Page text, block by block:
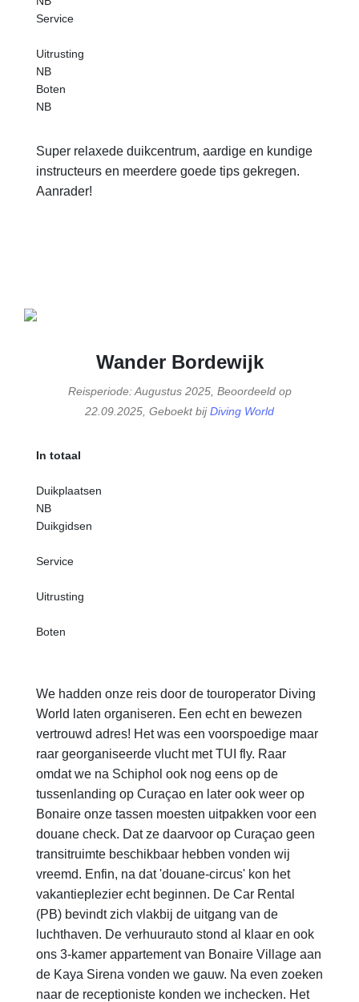
Service
Uitrusting
NB
Boten
NB
Super relaxede duikcentrum, aardige en kundige
instructeurs en meerdere goede tips gekregen.
Aanrader!
Wander Bordewijk
Reisperiode: Augustus 2025, Beoordeeld op
22.09.2025, Geboekt bijDiving World
In totaal
Duikplaatsen
NB
Duikgidsen
Service
Uitrusting
Boten
We hadden onze reis door de touroperator Diving
World laten organiseren. Een echt en bewezen
vertrouwd adres! Het was een voorspoedige maar
raar georganiseerde vlucht met TUI fly. Raar
omdat we na Schiphol ook nog eens op de
tussenlanding op Curaçao en later ook weer op
Bonaire onze tassen moesten uitpakken voor een
douane check. Dat ze daarvoor op Curaçao geen
transitruimte beschikbaar hebben vonden wij
vreemd. Enfin, na dat 'douane-circus' kon het
vakantieplezier echt beginnen. De Car Rental
(PB) bevindt zich vlakbij de uitgang van de
luchthaven. De verhuurauto stond al klaar en ook
ons 3-kamer appartement van Bonaire Village aan
de Kaya Sirena vonden we gauw. Na even zoeken
naar de receptioniste konden we inchecken. Het